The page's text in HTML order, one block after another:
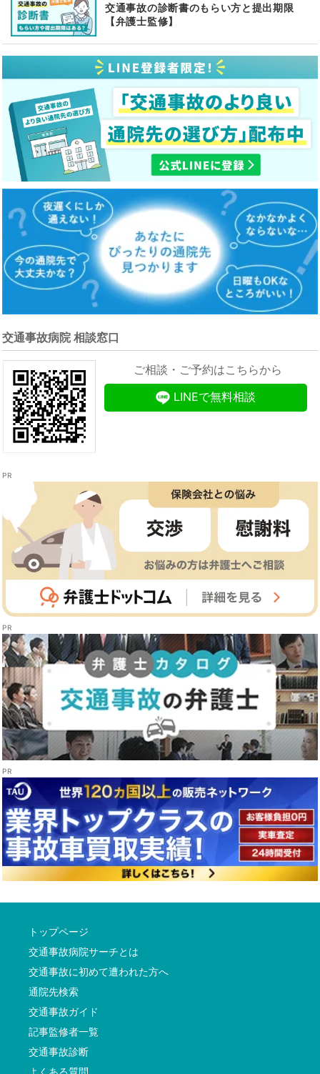
交通事故の診断書のもらい方と提出期限
【弁護士監修】
交通事故病院 相談窓口
ご相談・ご予約はこちらから
LINEで無料相談
トップページ
交通事故病院サーチとは
交通事故に初めて遭われた方へ
通院先検索
交通事故ガイド
記事監修者一覧
交通事故診断